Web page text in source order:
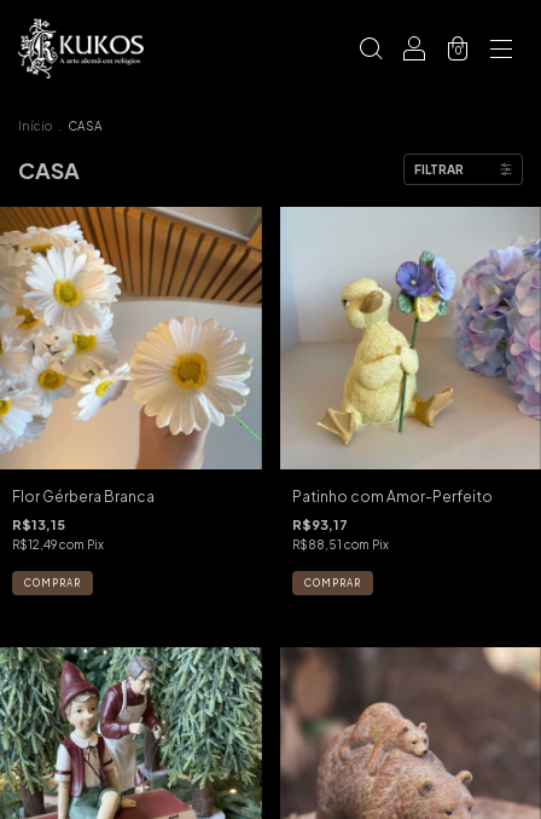
0
Início CASA
CASA FILTRAR
Flor Gérbera Branca
R$13,15
R$12,49com Pix
Patinho com Amor-Perfeito
R$93,17
R$88,51 com Pix